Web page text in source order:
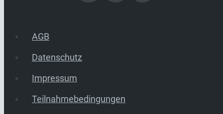
AGB
Datenschutz
Impressum
Teilnahmebedingungen